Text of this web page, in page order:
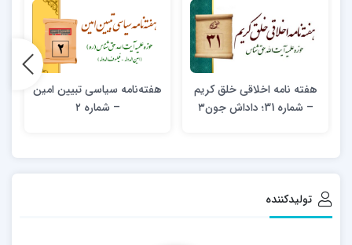
هفته نامه اخلاقی خلق کریم
– شماره 31؛ داداش‌ جون۳‎
هفته‌نامه سیاسی تبیین امین
– شماره ۲
تولیدکننده